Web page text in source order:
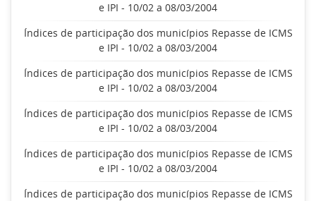
e IPI - 10/02 a 08/03/2004
Índices de participação dos municípios Repasse de ICMS
e IPI - 10/02 a 08/03/2004
Índices de participação dos municípios Repasse de ICMS
e IPI - 10/02 a 08/03/2004
Índices de participação dos municípios Repasse de ICMS
e IPI - 10/02 a 08/03/2004
Índices de participação dos municípios Repasse de ICMS
e IPI - 10/02 a 08/03/2004
Índices de participação dos municípios Repasse de ICMS